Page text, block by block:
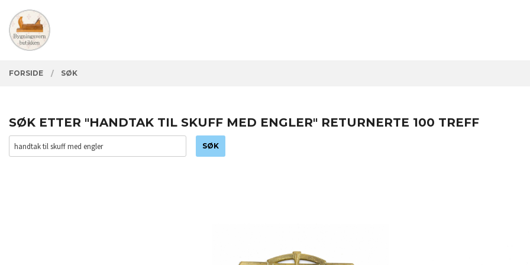
innholdet
PRODUKTER
Lukk
FORSIDE SØK
SØK ETTER "HANDTAK TIL SKUFF MED ENGLER" RETURNERTE 100 TREFF